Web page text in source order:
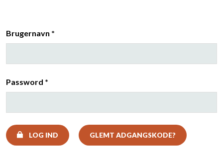
Brugernavn *
Password *
LOG IND GLEMT ADGANGSKODE?